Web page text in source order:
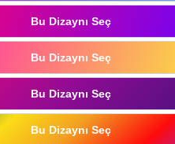
Bu Dizaynı Seç
Bu Dizaynı Seç
Bu Dizaynı Seç
Bu Dizaynı Seç